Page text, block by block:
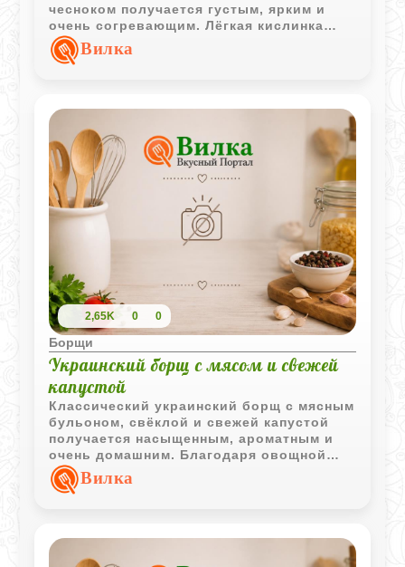
чесноком получается густым, ярким и
очень согревающим. Лёгкая кислинка
томата и пряности делают вкус борща
особенно выразительным.
Вилка
2,65K 0 0
Борщи
Украинский борщ с мясом и свежей
капустой
Классический украинский борщ с мясным
бульоном, свёклой и свежей капустой
получается насыщенным, ароматным и
очень домашним. Благодаря овощной
зажарке и чесноку вкус супа становится
ярким и глубоким.
Вилка